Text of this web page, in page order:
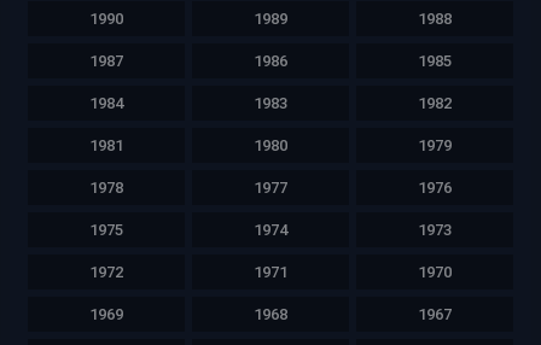
1990 1989 1988
1987 1986 1985
1984 1983 1982
1981 1980 1979
1978 1977 1976
1975 1974 1973
1972 1971 1970
1969 1968 1967